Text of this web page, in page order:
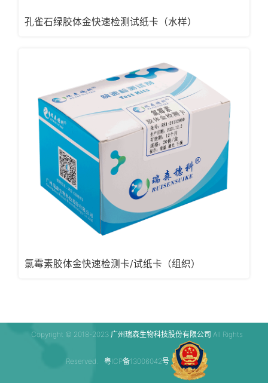
孔雀石绿胶体金快速检测试纸卡（水样）
氯霉素胶体金快速检测卡/试纸卡（组织）
Copyright © 2018-2023 广州瑞森生物科技股份有限公司 All Rights
Reserved. 粤ICP备13006042号